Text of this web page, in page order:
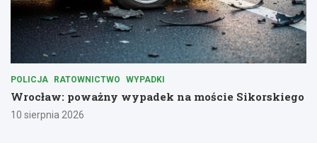
POLICJA RATOWNICTWO WYPADKI
Wrocław: poważny wypadek na moście Sikorskiego
10 sierpnia 2026